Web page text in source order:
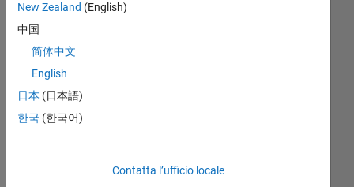
L
12/24
03/25
06/25
09/25
12/25
03/26
06/26
47.295
of
New Zealand (English)
中国
简体中文
English
日本 (日本語)
한국 (한국어)
Contatta l’ufficio locale